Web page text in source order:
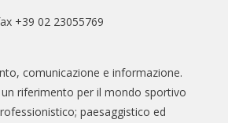
+39 02 23055769
comunicazione e informazione.
riferimento per il mondo sportivo
paesaggistico ed